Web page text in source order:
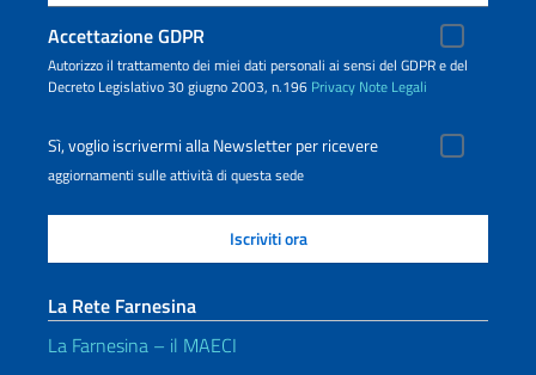
Accettazione GDPR
Autorizzo il trattamento dei miei dati personali ai sensi del GDPR e del
Decreto Legislativo 30 giugno 2003, n.196 Privacy Note Legali
Sì, voglio iscrivermi alla Newsletter per ricevere
aggiornamenti sulle attività di questa sede
La Rete Farnesina
La Farnesina – il MAECI